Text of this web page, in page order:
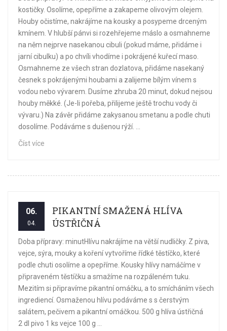
kostičky. Osolíme, opepříme a zakapeme olivovým olejem.
Houby očistíme, nakrájíme na kousky a posypeme drceným
kmínem. V hlubší pánvi si rozehřejeme máslo a osmahneme
na něm nejprve nasekanou cibuli (pokud máme, přidáme i
jarní cibulku) a po chvíli vhodíme i pokrájené kuřecí maso.
Osmahneme ze všech stran dozlatova, přidáme nasekaný
česnek s pokrájenými houbami a zalijeme bílým vínem s
vodou nebo vývarem. Dusíme zhruba 20 minut, dokud nejsou
houby měkké. (Je-li pořeba, přilijeme ještě trochu vody či
vývaru.) Na závěr přidáme zakysanou smetanu a podle chuti
dosolíme. Podáváme s dušenou rýží. ...
Číst více
06.
04.
PIKANTNÍ SMAŽENÁ HLÍVA
ÚSTŘIČNÁ
Doba přípravy: minutHlívu nakrájíme na větší nudličky. Z piva,
vejce, sýra, mouky a koření vytvoříme řídké těstíčko, které
podle chuti osolíme a opepříme. Kousky hlívy namáčíme v
připraveném těstíčku a smažíme na rozpáleném tuku.
Mezitím si připravíme pikantní omáčku, a to smícháním všech
ingrediencí. Osmaženou hlívu podáváme s s čerstvým
salátem, pečivem a pikantní omáčkou. 500 g hlíva ústřičná
2 dl pivo 1 ks vejce 100 g ...